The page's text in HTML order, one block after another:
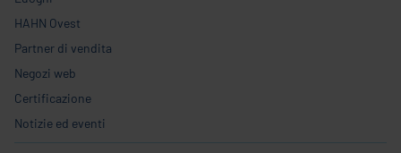
HAHN Ovest
Partner di vendita
Negozi web
Certificazione
Notizie ed eventi